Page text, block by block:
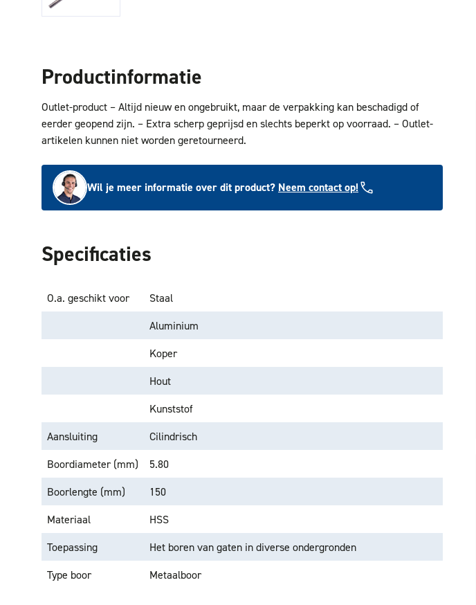
Productinformatie
Outlet-product – Altijd nieuw en ongebruikt, maar de verpakking kan beschadigd of
eerder geopend zijn. – Extra scherp geprijsd en slechts beperkt op voorraad. – Outlet-
artikelen kunnen niet worden geretourneerd.
Wil je meer informatie over dit product? Neem contact op!
Specificaties
O.a. geschikt voor
Staal
Aluminium
Koper
Hout
Kunststof
Aansluiting
Cilindrisch
Boordiameter (mm)
5.80
Boorlengte (mm)
150
Materiaal
HSS
Toepassing
Het boren van gaten in diverse ondergronden
Type boor
Metaalboor